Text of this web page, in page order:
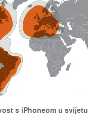
s iPhoneom u svijetu